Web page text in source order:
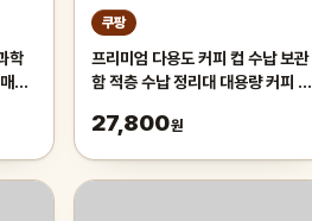
학
트
쿠팡
프리미엄 다용도 커피 컵 수납 보관
함 적층 수납 정리대 대용량 커피 트
27,800원